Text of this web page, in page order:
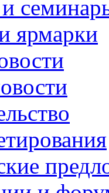
ярмарки